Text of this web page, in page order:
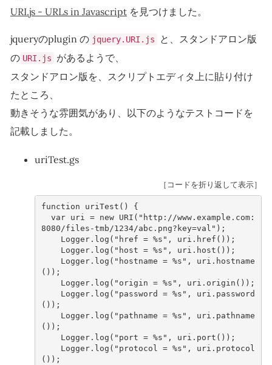
URI.js - URLs in Javascript を見つけました。
jqueryのplugin の jquery.URI.js
と、スタンドアロン版
の URI.js
があるようで、
スタンドアロン版を、スクリプトエディタ上に貼り付け
たところ、
動きそうな雰囲気があり、以下のようなテストコードを
記載しました。
uriTest.gs
［コードを折り返して表示］
function uriTest ()
{
var
uri = new URI ( "http://www.example.com:
8080/files-tmb/1234/abc.png?key=val" );
Logger. log ( "href = %s" , uri . href ());
Logger. log ( "host = %s" , uri . host ());
Logger. log ( "hostname = %s" , uri . hostname
());
Logger. log ( "origin = %s" , uri . origin ());
Logger. log ( "password = %s" , uri . password
());
Logger. log ( "pathname = %s" , uri . pathname
());
Logger. log ( "port = %s" , uri . port ());
Logger. log ( "protocol = %s" , uri . protocol
());